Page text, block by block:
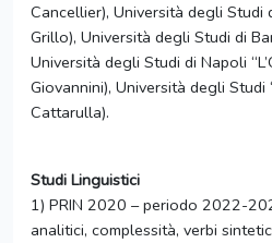
Cancellier), Università degli Studi
Grillo), Università degli Studi di
Università degli Studi di Napoli
Giovannini), Università degli Studi
Cattarulla).
Studi Linguistici
1) PRIN 2020 – periodo 2022-
analitici, complessità, verbi